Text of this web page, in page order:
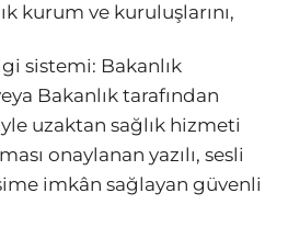
kurum ve kuruluşlarını,
sistemi: Bakanlık
Bakanlık tarafından
uzaktan sağlık hizmeti
onaylanan yazılı, sesli
imkân sağlayan güvenli